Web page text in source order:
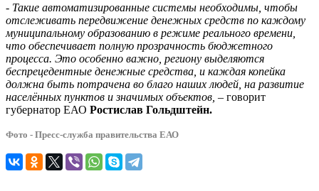
- Такие автоматизированные системы необходимы, чтобы
отслеживать передвижение денежных средств по каждому
муниципальному образованию в режиме реального времени,
что обеспечивает полную прозрачность бюджетного
процесса. Это особенно важно, региону выделяются
беспрецедентные денежные средства, и каждая копейка
должна быть потрачена во благо наших людей, на развитие
населённых пунктов и значимых объектов, – говорит
губернатор ЕАО Ростислав Гольдштейн.
Фото - Пресс-служба правительства ЕАО